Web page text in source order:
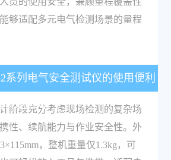
够适配多元电气检测场景的量程
系列电气安全测试仪的使用便利
表现如何？
阶段充分考虑现场检测的复杂场
性、续航能力与作业安全性。外
，整机重量仅1.3kg，可